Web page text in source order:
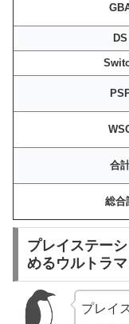
DS
合
総合
プレイステー
めるウルトラ
プレイ